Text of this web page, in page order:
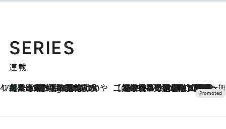
SERIES
連載
47都道府県の手みやげ ひんやりスイーツで夏を満喫
6 Hours Ago
【兵庫県】この夏絶対食べたい 冷やしておいしいおやつ3選 淡路島の恵みをジェラートに集約 【CREA×星野リゾート】唯一無二。癒しと発見が待つ場所へ
2026.8.7
【トンボの足水浴】ヒノキの香りに包まれて涼感マックス！約13℃の湧水かけ流しを避暑地「星野温泉 トンボの湯」で体験